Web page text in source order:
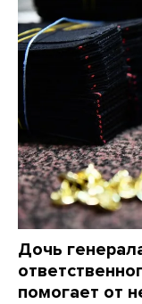
Дочь
помогает от